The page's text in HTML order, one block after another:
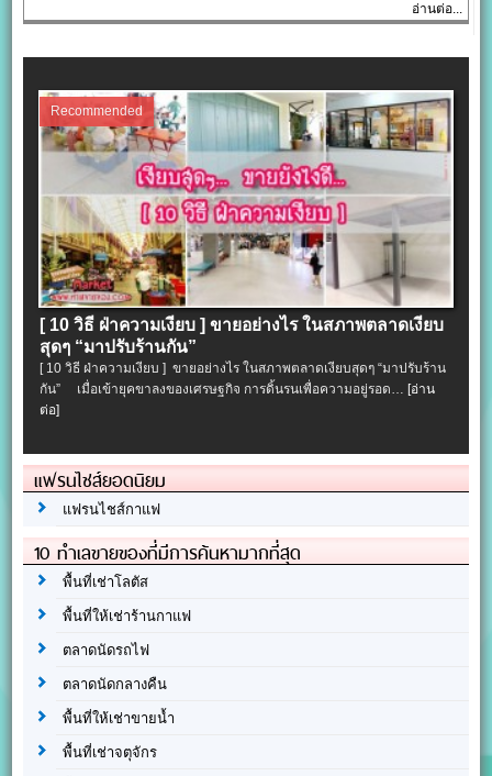
อ่านต่อ...
Recommended
[ 10 วิธี ฝ่าความเงียบ ] ขายอย่างไร ในสภาพตลาดเงียบ
สุดๆ “มาปรับร้านกัน”
[ 10 วิธี ฝ่าความเงียบ ] ขายอย่างไร ในสภาพตลาดเงียบสุดๆ “มาปรับร้าน
กัน” เมื่อเข้ายุคขาลงของเศรษฐกิจ การดิ้นรนเพื่อความอยู่รอด…[อ่าน
ต่อ]
แฟรนไชส์ยอดนิยม
แฟรนไชส์กาแฟ
10 ทำเลขายของที่มีการค้นหามากที่สุด
พื้นที่เช่าโลตัส
พื้นที่ให้เช่าร้านกาแฟ
ตลาดนัดรถไฟ
ตลาดนัดกลางคืน
พื้นที่ให้เช่าขายน้ำ
พื้นที่เช่าจตุจักร